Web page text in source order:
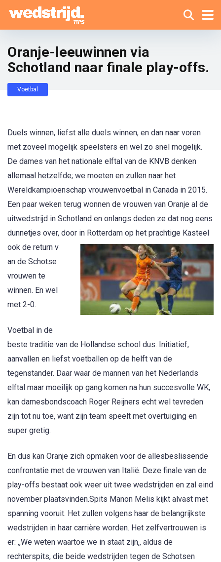
Oranje-leeuwinnen via
Schotland naar finale play-offs.
Voetbal
Duels winnen, liefst alle duels winnen, en dan naar voren
met zoveel mogelijk speelsters en wel zo snel mogelijk.
De dames van het nationale elftal van de KNVB denken
allemaal hetzelfde; we moeten en zullen naar het
Wereldkampioenschap vrouwenvoetbal in Canada in 2015.
Een paar weken terug wonnen de vrouwen van Oranje al de
uitwedstrijd in Schotland en onlangs deden ze dat nog eens
dunnetjes over, door in Rotterdam op het prachtige Kasteel
ook de return v
an de Schotse
vrouwen te
winnen. En wel
met 2-0.
Voetbal in de
beste traditie van de Hollandse school dus. Initiatief,
aanvallen en liefst voetballen op de helft van de
tegenstander. Daar waar de mannen van het Nederlands
elftal maar moeilijk op gang komen na hun succesvolle WK,
kan damesbondscoach Roger Reijners echt wel tevreden
zijn tot nu toe, want zijn team speelt met overtuiging en
super gretig.
En dus kan Oranje zich opmaken voor de allesbeslissende
confrontatie met de vrouwen van Italië. Deze finale van de
play-offs bestaat ook weer uit twee wedstrijden en zal eind
november plaatsvinden.Spits Manon Melis kijkt alvast met
spanning vooruit. Het zullen volgens haar de belangrijkste
wedstrijden in haar carrière worden. Het zelfvertrouwen is
er: ,,We weten waartoe we in staat zijn,, aldus de
rechterspits, die beide wedstrijden tegen de Schotsen